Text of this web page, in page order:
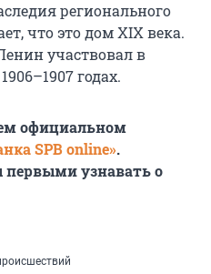
регионального
что это дом XIX века.
участвовал в
годах.
официальном
SPB online».
узнавать о